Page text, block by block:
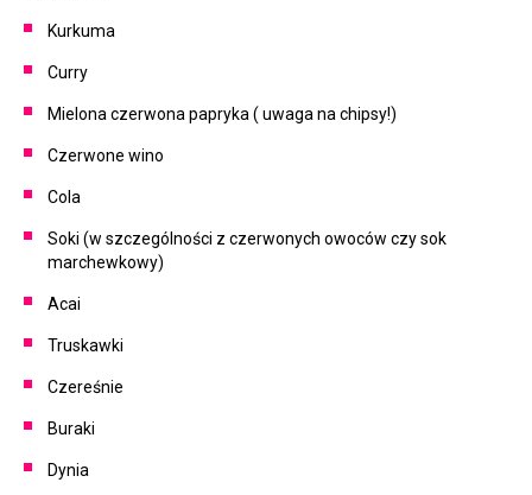
Kurkuma
Curry
Mielona czerwona papryka ( uwaga na chipsy!)
Czerwone wino
Cola
Soki (w szczególności z czerwonych owoców czy sok
marchewkowy)
Acai
Truskawki
Czereśnie
Buraki
Dynia